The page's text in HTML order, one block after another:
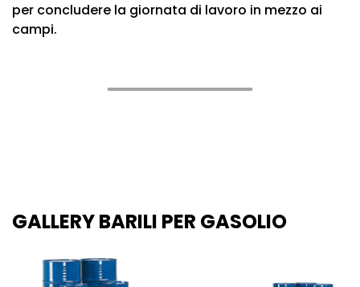
per concludere la giornata di lavoro in mezzo ai
campi.
GALLERY BARILI PER GASOLIO